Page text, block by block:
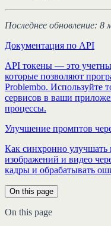
Последнее обновление: 8
Документация по API
API токены — это
которые позволяют
Problembo. Используйте
сервисов в ваши
процессы.
Улучшение промптов
Как синхронно
изображений и видео
кадры и обрабатывать
On this page
On this page